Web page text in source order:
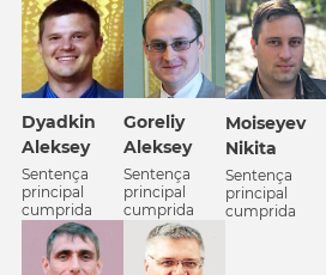
Dyadkin
Aleksey
Sentença
principal
cumprida
Goreliy
Aleksey
Sentença
principal
cumprida
Moiseyev
Nikita
Sentença
principal
cumprida